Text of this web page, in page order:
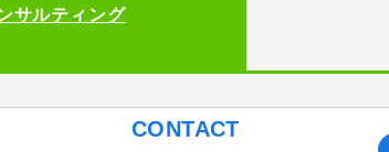
サルティング
CONTACT